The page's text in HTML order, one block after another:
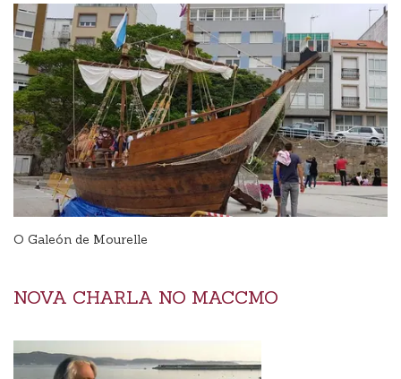
O Galeón de Mourelle
NOVA CHARLA NO MACCMO